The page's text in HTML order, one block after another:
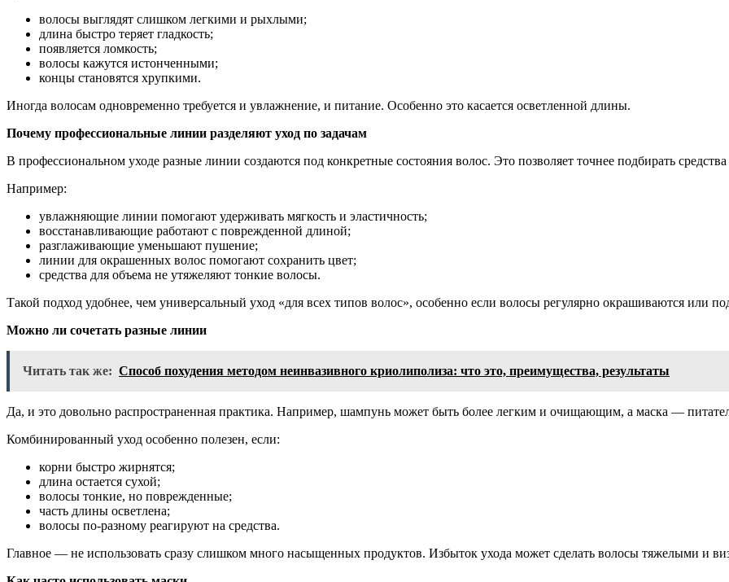
волосы выглядят слишком легкими и рыхлыми;
длина быстро теряет гладкость;
появляется ломкость;
волосы кажутся истонченными;
концы становятся хрупкими.
Иногда волосам одновременно требуется и увлажнение, и питание. Особенно это касается осветленной длины.
Почему профессиональные линии разделяют уход по задачам
В профессиональном уходе разные линии создаются под конкретные состояния волос. Это позволяет точнее подбирать
Например:
увлажняющие линии помогают удерживать мягкость и эластичность;
восстанавливающие работают с поврежденной длиной;
разглаживающие уменьшают пушение;
линии для окрашенных волос помогают сохранить цвет;
средства для объема не утяжеляют тонкие волосы.
Такой подход удобнее, чем универсальный уход «для всех типов волос», особенно если волосы регулярно окрашиваются или
Можно ли сочетать разные линии
Читать так же: Способ похудения методом неинвазивного криолиполиза: что это, преимущества, результаты
Да, и это довольно распространенная практика. Например, шампунь может быть более легким и очищающим, а маска —
Комбинированный уход особенно полезен, если:
корни быстро жирнятся;
длина остается сухой;
волосы тонкие, но поврежденные;
часть длины осветлена;
волосы по-разному реагируют на средства.
Главное — не использовать сразу слишком много насыщенных продуктов. Избыток ухода может сделать волосы тяжелыми и